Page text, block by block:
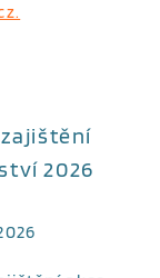
2026